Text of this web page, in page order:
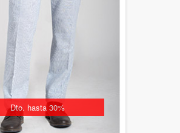
Dto. hasta 30%